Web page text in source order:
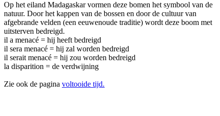
Op het eiland Madagaskar vormen deze bomen het symbool van de
natuur. Door het kappen van de bossen en door de cultuur van
afgebrande velden (een eeuwenoude traditie) wordt deze boom met
uitsterven bedreigd.
il a menacé = hij heeft bedreigd
il sera menacé = hij zal worden bedreigd
il serait menacé = hij zou worden bedreigd
la disparition = de verdwijning
Zie ook de pagina voltooide tijd.